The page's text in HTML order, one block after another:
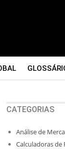
CATEGORIAS
Análise de
Calculadoras de